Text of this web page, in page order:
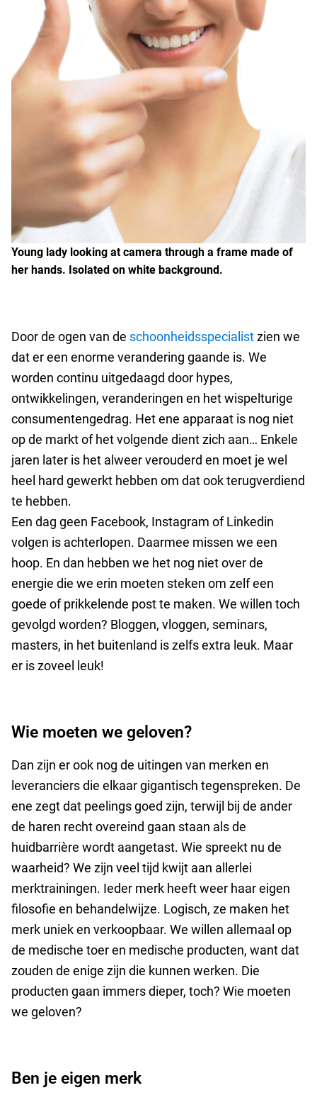
Young lady looking at camera through a frame made of
her hands. Isolated on white background.
Door de ogen van de schoonheidsspecialistzien we
dat er een enorme verandering gaande is. We
worden continu uitgedaagd door hypes,
ontwikkelingen, veranderingen en het wispelturige
consumentengedrag. Het ene apparaat is nog niet
op de markt of het volgende dient zich aan… Enkele
jaren later is het alweer verouderd en moet je wel
heel hard gewerkt hebben om dat ook terugverdiend
te hebben.
Een dag geen Facebook, Instagram of Linkedin
volgen is achterlopen. Daarmee missen we een
hoop. En dan hebben we het nog niet over de
energie die we erin moeten steken om zelf een
goede of prikkelende post te maken. We willen toch
gevolgd worden? Bloggen, vloggen, seminars,
masters, in het buitenland is zelfs extra leuk. Maar
er is zoveel leuk!
Wie moeten we geloven?
Dan zijn er ook nog de uitingen van merken en
leveranciers die elkaar gigantisch tegenspreken. De
ene zegt dat peelings goed zijn, terwijl bij de ander
de haren recht overeind gaan staan als de
huidbarrière wordt aangetast. Wie spreekt nu de
waarheid? We zijn veel tijd kwijt aan allerlei
merktrainingen. Ieder merk heeft weer haar eigen
filosofie en behandelwijze. Logisch, ze maken het
merk uniek en verkoopbaar. We willen allemaal op
de medische toer en medische producten, want dat
zouden de enige zijn die kunnen werken. Die
producten gaan immers dieper, toch? Wie moeten
we geloven?
Ben je eigen merk